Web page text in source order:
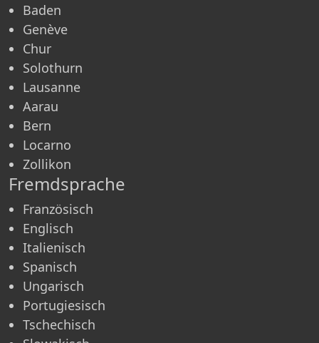
Baden
Genève
Chur
Solothurn
Lausanne
Aarau
Bern
Locarno
Zollikon
Fremdsprache
Französisch
Englisch
Italienisch
Spanisch
Ungarisch
Portugiesisch
Tschechisch